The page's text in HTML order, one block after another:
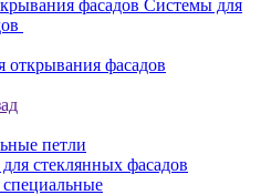
Системы для
открывания фасадов
петли
стеклянных фасадов